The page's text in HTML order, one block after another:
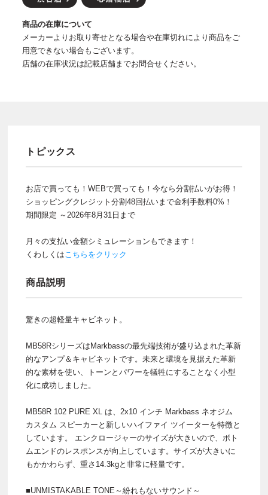
商品の在庫について
メーカーよりお取り寄せとなる場合や在庫切れにより商品をご
用意できない場合もございます。
店舗の在庫状況は記載店舗までお問合せください。
トピックス
お店で買っても！WEBで買っても！今なら分割払いがお得！
ショッピングクレジット分割48回払いまで金利手数料0%！
期間限定 ～2026年8月31日まで
月々の支払い金額シミュレーションもできます！
くわしくはこちらをクリック
商品説明
驚きの超軽量キャビネット。
MB58RシリーズはMarkbassの最先端技術が盛り込まれた革新
的なアンプ＆キャビネットです。未来と環境を見据えた革新
的な素材を使い、トーンとパワーを犠牲にすることなく小型
化に成功しました。
MB58R 102 PURE XL は、2x10 インチ Markbass ネオジム
カスタム スピーカーと新しいハイファイ ツイーターを特徴と
しています。 エンクロージャーのサイズが大きいので、ボト
ムエンドのレスポンスが向上しています。サイズが大きいに
もかかわらず、重さ14.3kgと非常に軽量です。
■UNMISTAKABLE TONE～紛れもないサウンド～